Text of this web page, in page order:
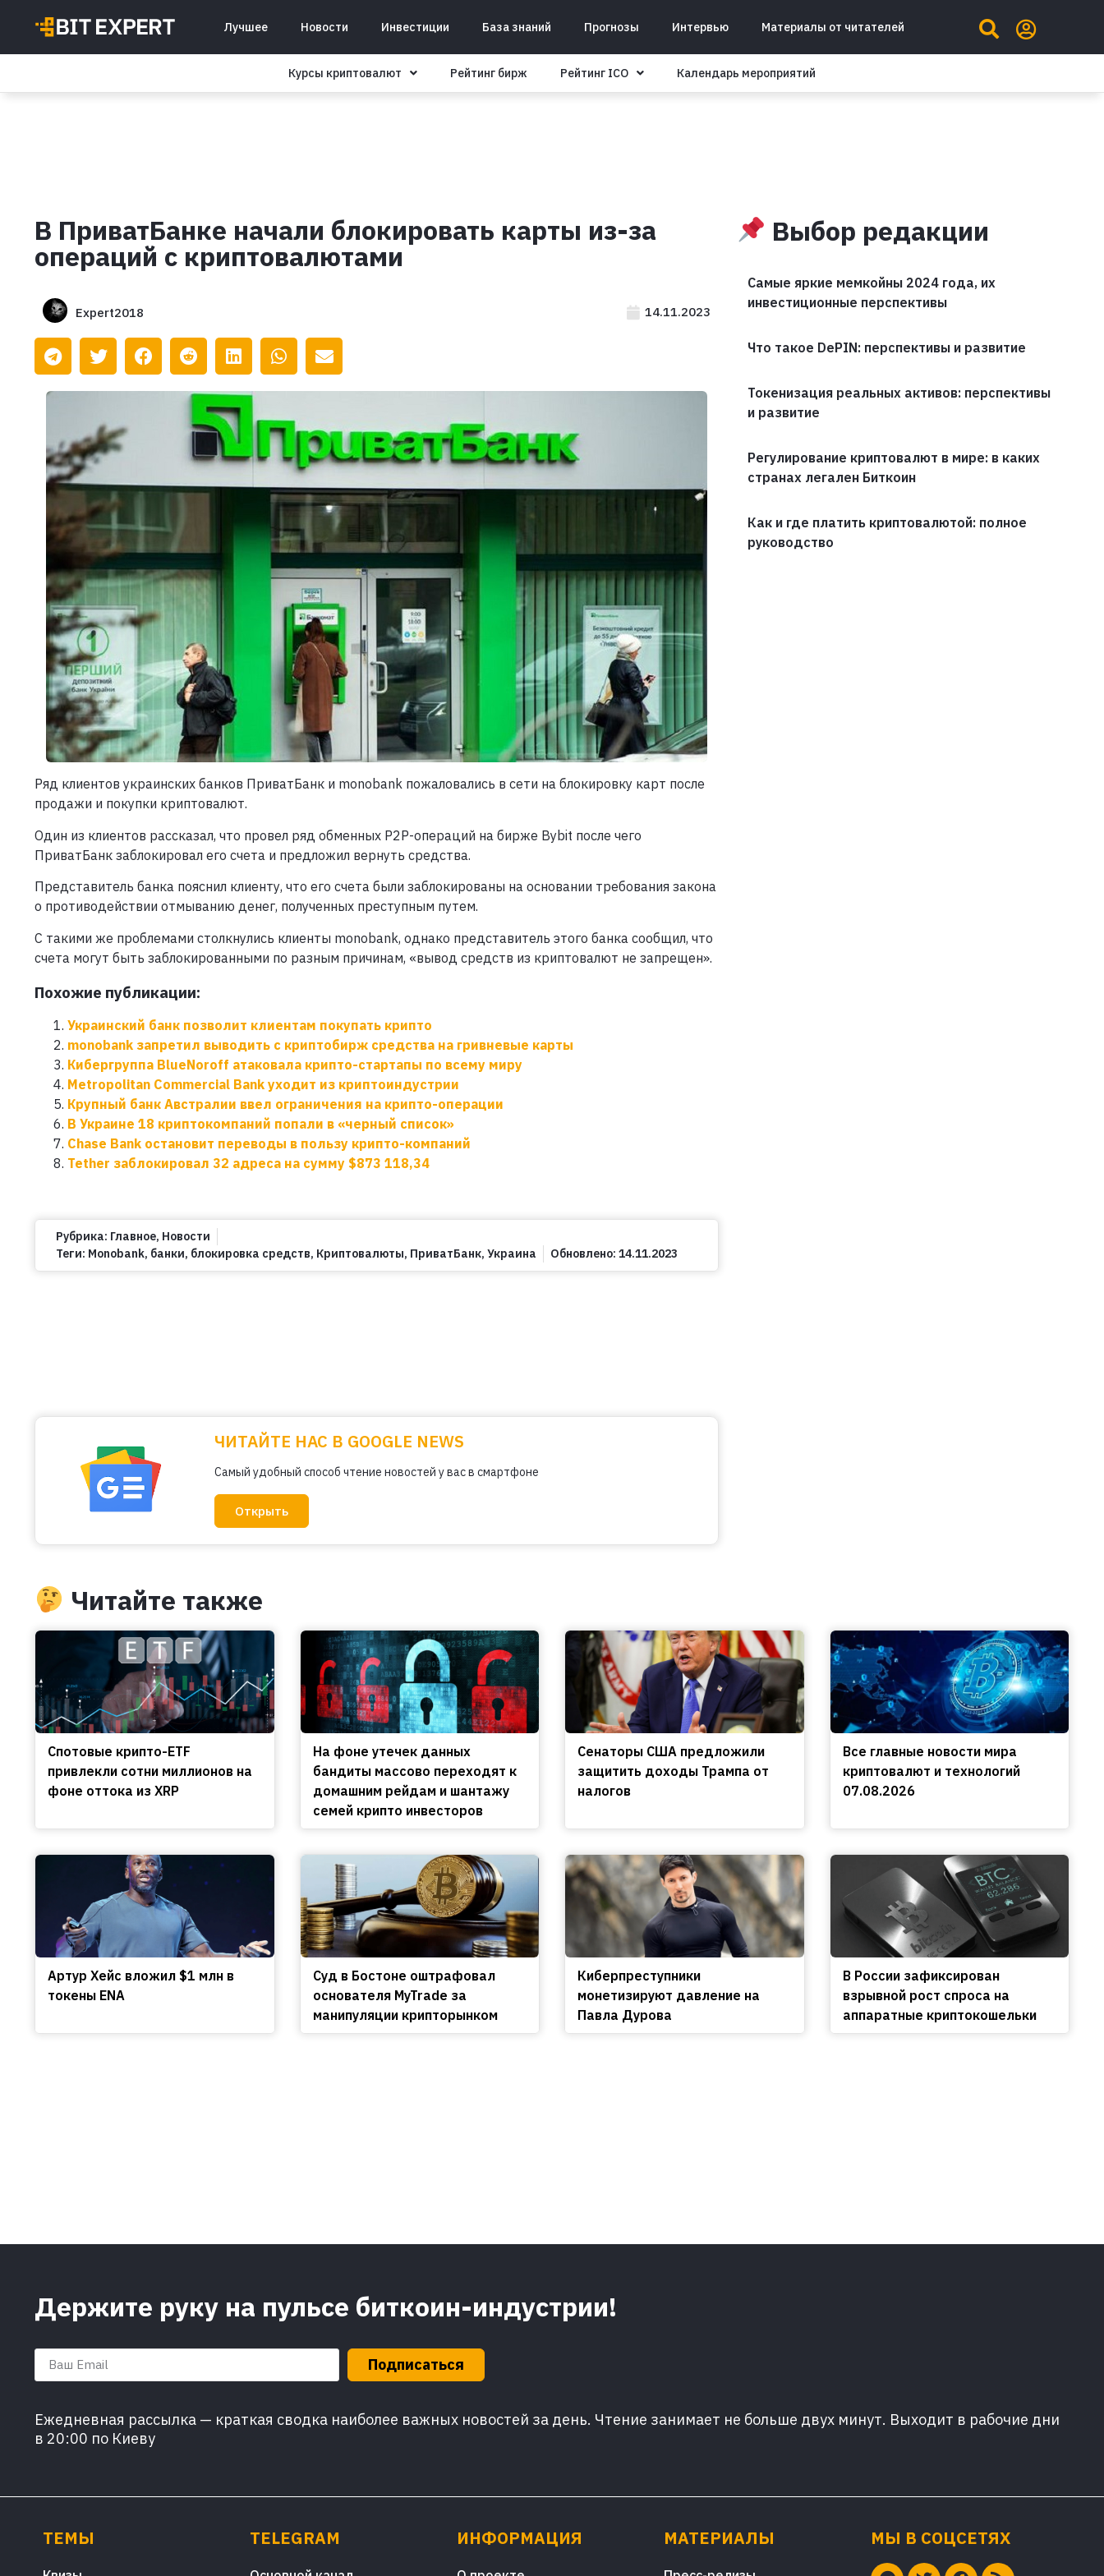
Лучшее Новости Инвестиции База знаний Прогнозы Интервью Материалы от читателей
Курсы криптовалют Рейтинг бирж Рейтинг ICO Календарь мероприятий
В ПриватБанке начали блокировать карты из-за
операций с криптовалютами
Expert2018 14.11.2023
Ряд клиентов украинских банков ПриватБанк и monobank пожаловались в сети на блокировку карт после
продажи и покупки криптовалют.
Один из клиентов рассказал, что провел ряд обменных P2P-операций на бирже Bybit после чего
ПриватБанк заблокировал его счета и предложил вернуть средства.
Представитель банка пояснил клиенту, что его счета были заблокированы на основании требования закона
о противодействии отмыванию денег, полученных преступным путем.
С такими же проблемами столкнулись клиенты monobank, однако представитель этого банка сообщил, что
счета могут быть заблокированными по разным причинам, «вывод средств из криптовалют не запрещен».
Похожие публикации:
Украинский банк позволит клиентам покупать крипто
monobank запретил выводить с криптобирж средства на гривневые карты
Кибергруппа BlueNoroff атаковала крипто-стартапы по всему миру
Metropolitan Commercial Bank уходит из криптоиндустрии
Крупный банк Австралии ввел ограничения на крипто-операции
В Украине 18 криптокомпаний попали в «черный список»
Chase Bank остановит переводы в пользу крипто-компаний
Tether заблокировал 32 адреса на сумму $873 118,34
Рубрика: Главное, Новости
Теги: Monobank, банки, блокировка средств, Криптовалюты, ПриватБанк, Украина Обновлено: 14.11.2023
ЧИТАЙТЕ НАС В GOOGLE NEWS
Самый удобный способ чтение новостей у вас в смартфоне
Открыть
Выбор редакции
Самые яркие мемкойны 2024 года, их
инвестиционные перспективы
Что такое DePIN: перспективы и развитие
Токенизация реальных активов: перспективы
и развитие
Регулирование криптовалют в мире: в каких
странах легален Биткоин
Как и где платить криптовалютой: полное
руководство
Читайте также
Спотовые крипто-ETF
привлекли сотни миллионов на
фоне оттока из XRP
На фоне утечек данных
бандиты массово переходят к
домашним рейдам и шантажу
семей крипто инвесторов
Сенаторы США предложили
защитить доходы Трампа от
налогов
Все главные новости мира
криптовалют и технологий
07.08.2026
Артур Хейс вложил $1 млн в
токены ENA
Cуд в Бостоне оштрафовал
основателя MyTrade за
манипуляции крипторынком
Киберпреступники
монетизируют давление на
Павла Дурова
В России зафиксирован
взрывной рост спроса на
аппаратные криптокошельки
Держите руку на пульсе биткоин-индустрии!
Подписаться
Ежедневная рассылка — краткая сводка наиболее важных новостей за день. Чтение занимает не больше двух минут. Выходит в рабочие дни
в 20:00 по Киеву
ТЕМЫ TELEGRAM ИНФОРМАЦИЯ МАТЕРИАЛЫ МЫ В СОЦСЕТЯХ